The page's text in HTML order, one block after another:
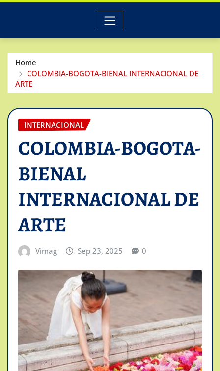
Home
COLOMBIA-BOGOTA-BIENAL INTERNACIONAL DE
ARTE
INTERNACIONAL
COLOMBIA-BOGOTA-
BIENAL
INTERNACIONAL DE
ARTE
Vimag Sep 23, 2025 0